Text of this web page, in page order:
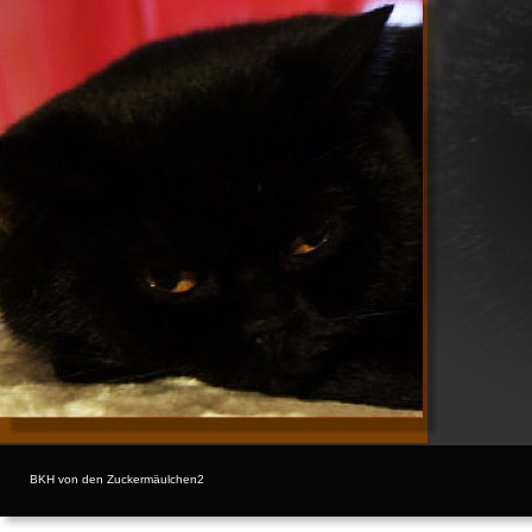
BKH von den Zuckermäulchen2